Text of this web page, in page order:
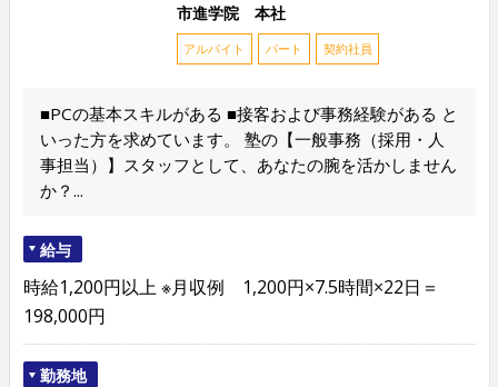
市進学院 本社
アルバイト パート 契約社員
■PCの基本スキルがある ■接客および事務経験がある と
いった方を求めています。 塾の【一般事務（採用・人
事担当）】スタッフとして、あなたの腕を活かしません
か？...
給与
時給1,200円以上 ※月収例 1,200円×7.5時間×22日＝
198,000円
勤務地